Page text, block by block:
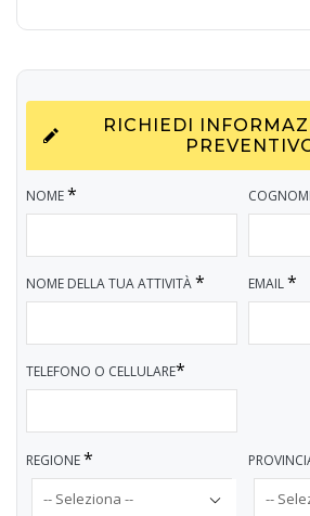
RICHIEDI
NOME*
NOME DELLA TUA ATTIVITÀ* EMAIL*
TELEFONO O CELLULARE*
REGIONE*